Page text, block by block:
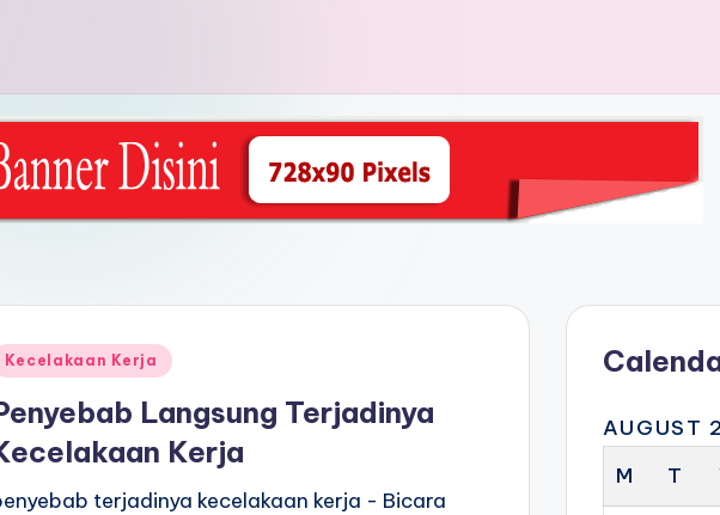
Kecelakaan Kerja
Langsung Terjadinya
Kerja
terjadinya kecelakaan kerja - Bicara
AUGUST
M
T